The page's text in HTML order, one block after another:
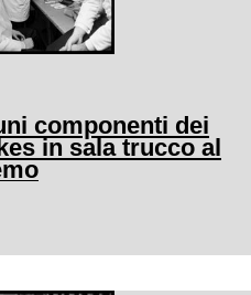
componenti dei
in sala trucco al